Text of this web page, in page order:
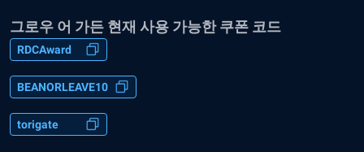
그로우 어 가든 현재 사용 가능한 쿠폰 코드
RDCAward
BEANORLEAVE10
torigate